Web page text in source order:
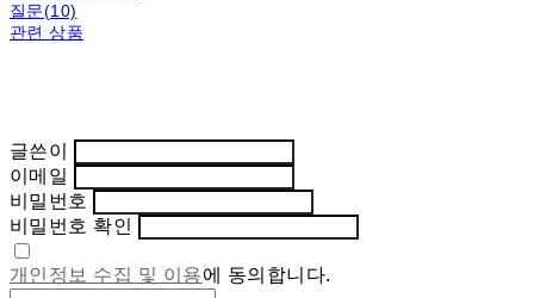
질문(10)
관련 상품
글쓴이
이메일
비밀번호
비밀번호 확인
개인정보 수집 및 이용에 동의합니다.